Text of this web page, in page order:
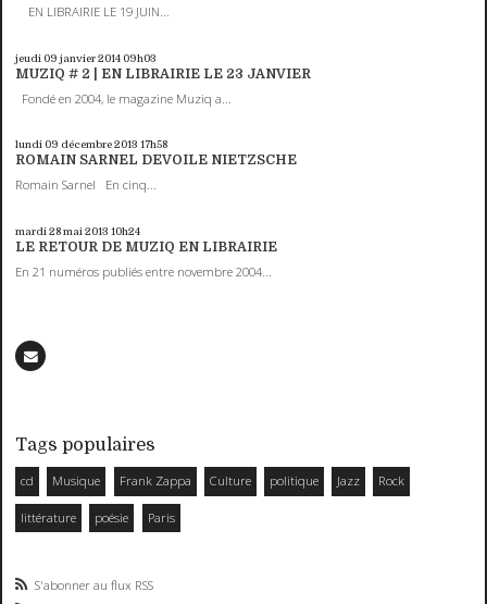
EN LIBRAIRIE LE 19 JUIN...
jeudi 09 janvier 2014 09h03
MUZIQ # 2 | EN LIBRAIRIE LE 23 JANVIER
Fondé en 2004, le magazine Muziq a...
lundi 09 décembre 2013 17h58
ROMAIN SARNEL DEVOILE NIETZSCHE
Romain Sarnel En cinq...
mardi 28mai 2013 10h24
LE RETOUR DE MUZIQ EN LIBRAIRIE
En 21 numéros publiés entre novembre 2004...
Tags populaires
cd Musique Frank Zappa Culture politique Jazz Rock
littérature poésie Paris
S'abonner au flux RSS